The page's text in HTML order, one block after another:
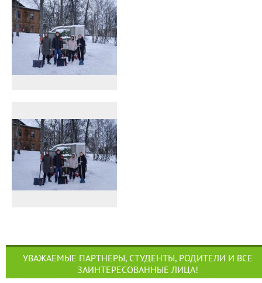
УВАЖАЕМЫЕ ПАРТНЁРЫ, СТУДЕНТЫ, РОДИТЕЛИ И ВСЕ
ЗАИНТЕРЕСОВАННЫЕ ЛИЦА!